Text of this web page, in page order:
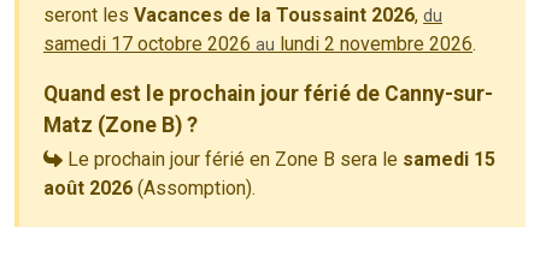
seront les Vacances de la Toussaint 2026, du
samedi 17 octobre 2026 au lundi 2 novembre 2026.
Quand est le prochain jour férié de Canny-sur-
Matz (Zone B) ?
Le prochain jour férié en Zone B sera le samedi 15
août 2026 (Assomption).